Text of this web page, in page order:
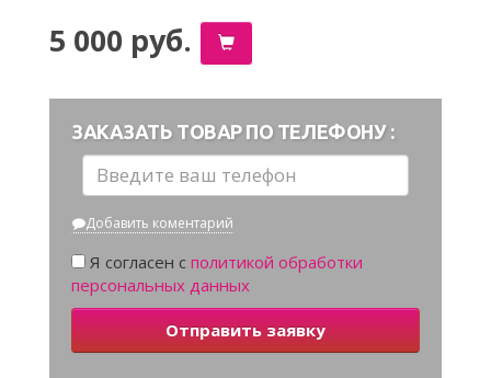
5 000 руб.
ЗАКАЗАТЬ ТОВАР ПО ТЕЛЕФОНУ :
Добавить коментарий
Я согласен с политикой обработки
персональных данных
Отправить заявку